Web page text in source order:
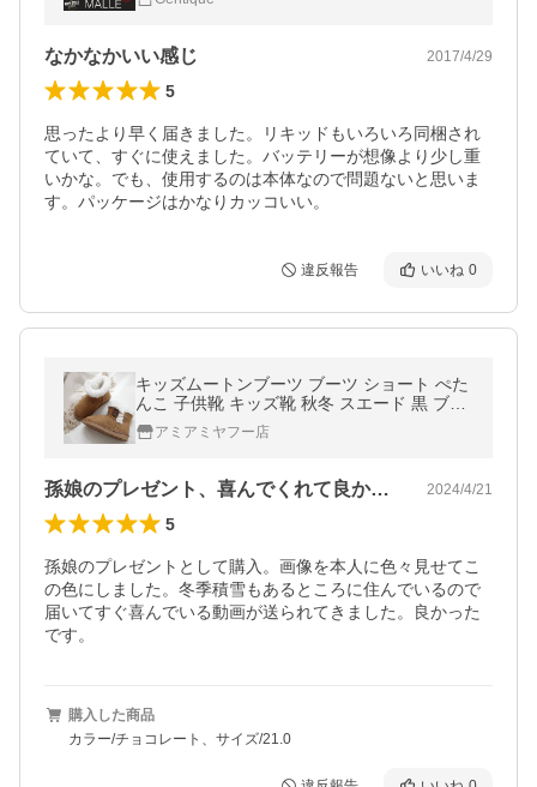
なかなかいい感じ 2017/4/29
5
思ったより早く届きました。リキッドもいろいろ同梱され
ていて、すぐに使えました。バッテリーが想像より少し重
いかな。でも、使用するのは本体なので問題ないと思いま
す。パッケージはかなりカッコいい。
違反報告 いいね 0
キッズムートンブーツ ブーツ ショート ぺた
んこ 子供靴 キッズ靴 秋冬 スエード 黒 ブラ
ック 15.0センチ 21cm 22cm amiamiアミア
ミAmiAmi
アミアミヤフー店
孫娘のプレゼント、喜んでくれて良かった。 2024/4/21
5
孫娘のプレゼントとして購入。画像を本人に色々見せてこ
の色にしました。冬季積雪もあるところに住んでいるので
届いてすぐ喜んでいる動画が送られてきました。良かった
です。
購入した商品
カラー/チョコレート、サイズ/21.0